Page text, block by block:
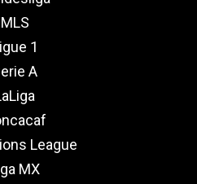
MLS
1
A
League
MX